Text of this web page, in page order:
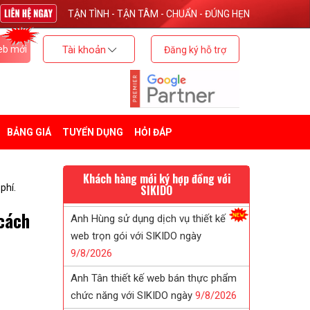
TẬN TÌNH - TẬN TÂM - CHUẨN - ĐÚNG HẸN
mới Tài khoản Đăng ký hỗ trợ
BẢNG GIÁ TUYỂN DỤNG HỎI ĐÁP
Khách hàng mới ký hợp đồng với
SIKIDO
Anh Hùng sử dụng dịch vụ thiết kế
web trọn gói với SIKIDO ngày
9/8/2026
Anh Tân thiết kế web bán thực phẩm
chức năng với SIKIDO ngày 9/8/2026